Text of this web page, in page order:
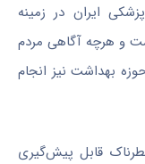
ایران در زمینه
و هرچه آگاهی مردم
بهداشت نیز انجام
قابل پیش‌گیری